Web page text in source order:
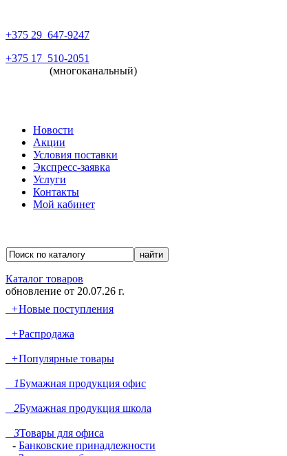
+375 29 647-9247
+375 17 510-2051
(многоканальный)
Новости
Акции
Условия поставки
Экспресс-заявка
Услуги
Контакты
Мой кабинет
Каталог товаров
обновление от 20.07.26 г.
+Новые поступления
+Распродажа
+Популярные товары
1Бумажная продукция офис
2Бумажная продукция школа
3Товары для офиса
- Банковские принадлежности